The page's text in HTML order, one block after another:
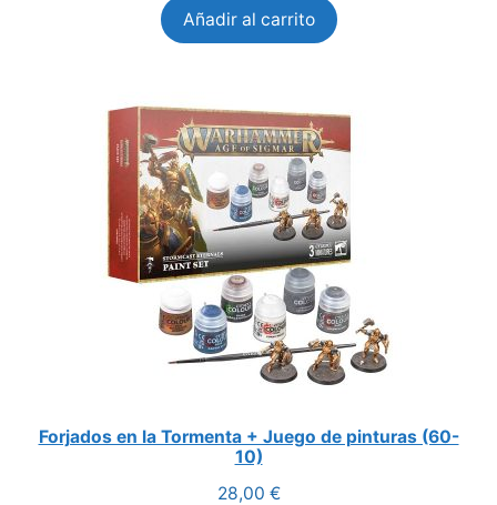
Añadir al carrito
Forjados en la Tormenta + Juego de pinturas (60-
10)
28,00 €